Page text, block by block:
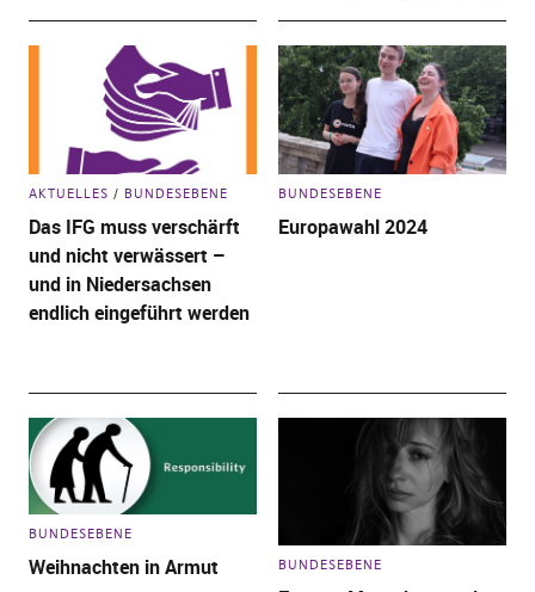
AKTUELLES BUNDESEBENE
Das IFG muss verschärft
und nicht verwässert –
und in Niedersachsen
endlich eingeführt werden
BUNDESEBENE
Europawahl 2024
BUNDESEBENE
Weihnachten in Armut BUNDESEBENE